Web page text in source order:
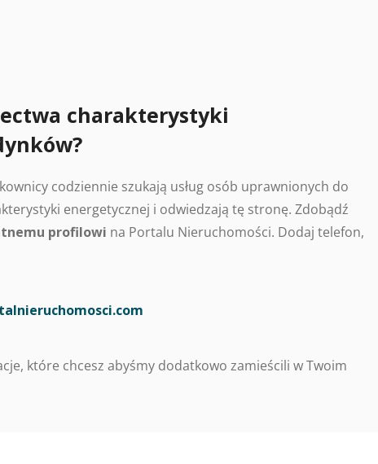
charakterystyki
codziennie szukają usług osób uprawnionych do
energetycznej i odwiedzają tę stronę. Zdobądź
profilowi na Portalu Nieruchomości. Dodaj telefon,
które chcesz abyśmy dodatkowo zamieścili w Twoim